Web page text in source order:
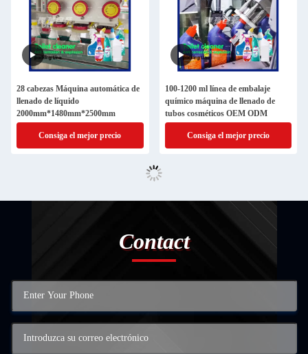
28 cabezas Máquina automática de
llenado de líquido
2000mm*1480mm*2500mm
Consiga el mejor precio
100-1200 ml línea de embalaje
químico máquina de llenado de
tubos cosméticos OEM ODM
Consiga el mejor precio
Contact